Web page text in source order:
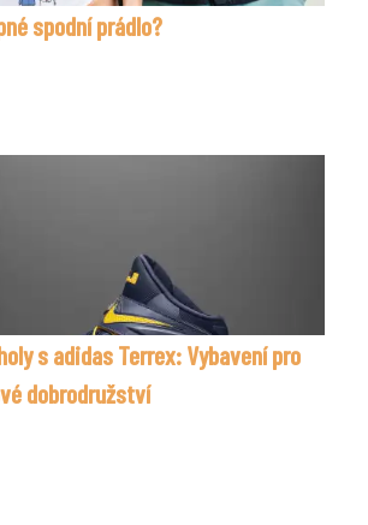
spodní prádlo?
s adidas Terrex: Vybavení pro
dobrodružství